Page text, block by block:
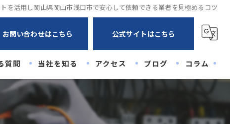
を活用し岡山県岡山市浅口市で安心して依頼できる業者を見極めるコツ
お問い合わせはこちら 公式サイトはこちら
質問 当社を知る
未経験
経験者
アクセス ブログ コラム